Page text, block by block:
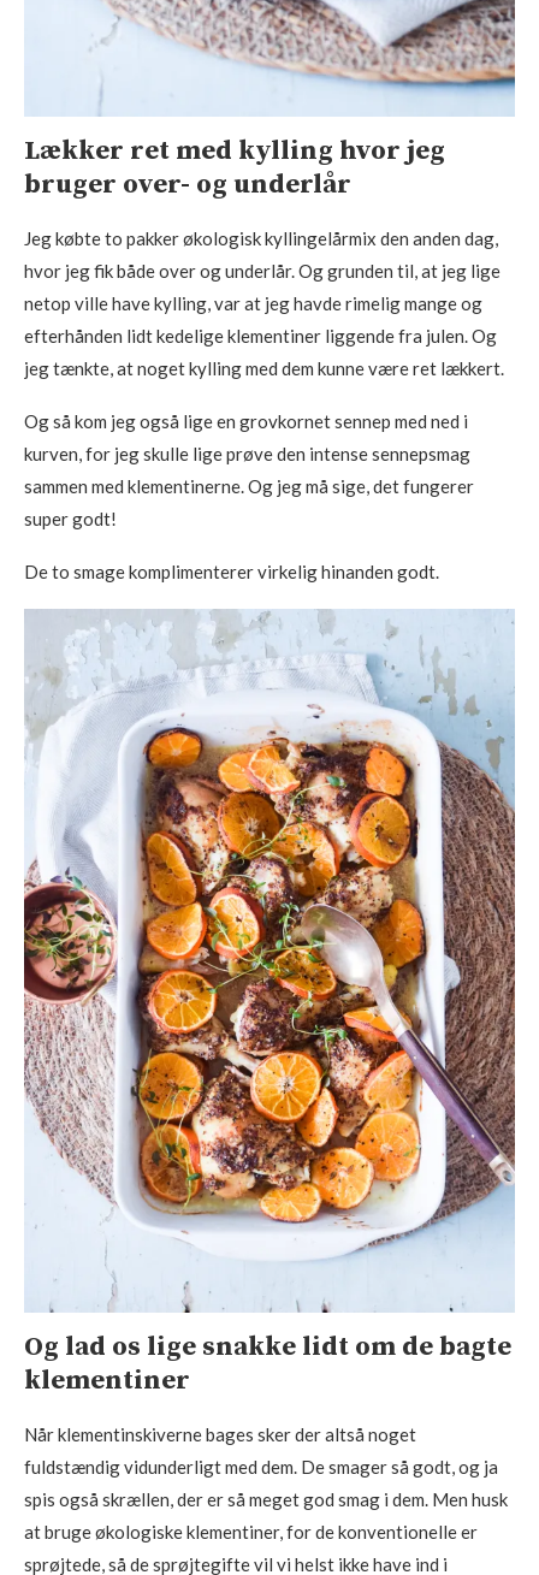
Lækker ret med kylling hvor jeg
bruger over- og underlår
Jeg købte to pakker økologisk kyllingelårmix den anden dag,
hvor jeg fik både over og underlår. Og grunden til, at jeg lige
netop ville have kylling, var at jeg havde rimelig mange og
efterhånden lidt kedelige klementiner liggende fra julen. Og
jeg tænkte, at noget kylling med dem kunne være ret lækkert.
Og så kom jeg også lige en grovkornet sennep med ned i
kurven, for jeg skulle lige prøve den intense sennepsmag
sammen med klementinerne. Og jeg må sige, det fungerer
super godt!
De to smage komplimenterer virkelig hinanden godt.
Og lad os lige snakke lidt om de bagte
klementiner
Når klementinskiverne bages sker der altså noget
fuldstændig vidunderligt med dem. De smager så godt, og ja
spis også skrællen, der er så meget god smag i dem. Men husk
at bruge økologiske klementiner, for de konventionelle er
sprøjtede, så de sprøjtegifte vil vi helst ikke have ind i